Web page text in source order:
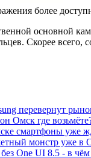
более
основной
Скорее
перевернут
Омск где
смартфоны уже
монстр уже в
One UI 8.5 - в